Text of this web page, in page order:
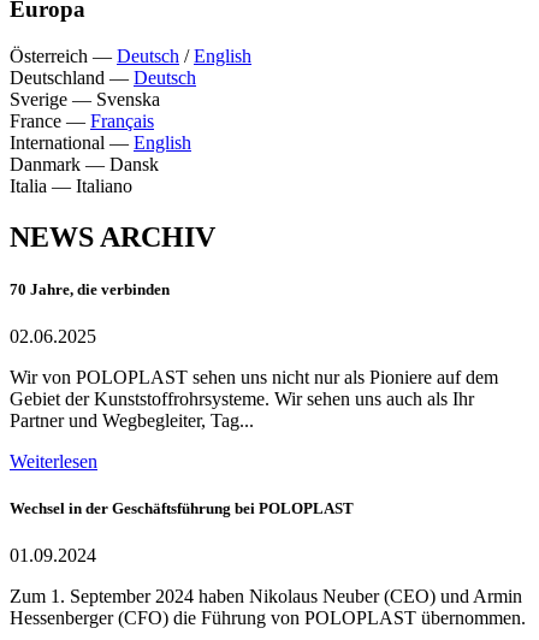
Europa
Österreich — Deutsch /English
Deutschland — Deutsch
Sverige — Svenska
France — Français
International — English
Danmark — Dansk
Italia — Italiano
NEWS ARCHIV
70 Jahre, die verbinden
02.06.2025
Wir von POLOPLAST sehen uns nicht nur als Pioniere auf dem
Gebiet der Kunststoffrohrsysteme. Wir sehen uns auch als Ihr
Partner und Wegbegleiter, Tag...
Weiterlesen
Wechsel in der Geschäftsführung bei POLOPLAST
01.09.2024
Zum 1. September 2024 haben Nikolaus Neuber (CEO) und Armin
Hessenberger (CFO) die Führung von POLOPLAST übernommen.